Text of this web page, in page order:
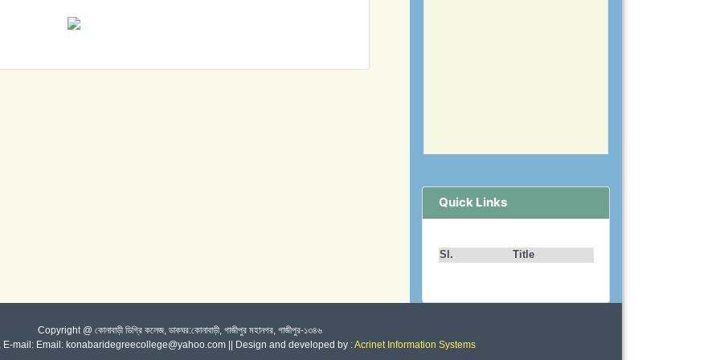
Quick Links
Sl. Title
Copyright @ কোনাবাড়ী ডিগ্রি কলেজ, ডাকঘর:কোনাবাড়ী, গাজীপুর মহানগর, গাজীপুর-১৩৪৬
, E-mail: Email: konabaridegreecollege@yahoo.com || Design and developed by :Acrinet Information Systems